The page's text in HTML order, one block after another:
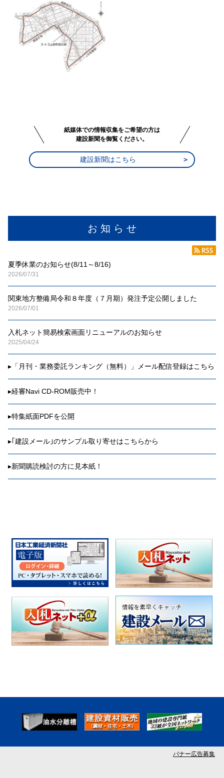
お 知 ら せ
夏季休業のお知らせ(8/11～8/16)
2026/07/31
関東地方整備局令和８年度（７月期）発注予定公開しました
2026/07/01
入札ネット簡易検索画面リニューアルのお知らせ
2025/04/24
▸ 「月刊・業務委託ランキング（無料）」メール配信登録はこちら
▸経審Navi CD-ROM販売中！
▸特集紙面PDFを公開
▸｢建設メール｣のサンプル取り寄せはこちらから
▸新聞購読検討の方に見本紙！
紙媒体での情報収集をご希望の方は
建設新聞を御覧ください。
建設新聞はこちら
バナー広告募集